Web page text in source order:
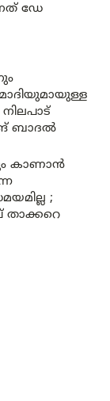
ഡേ
ബാദൽ
കാണാൻ
;
താക്കറെ